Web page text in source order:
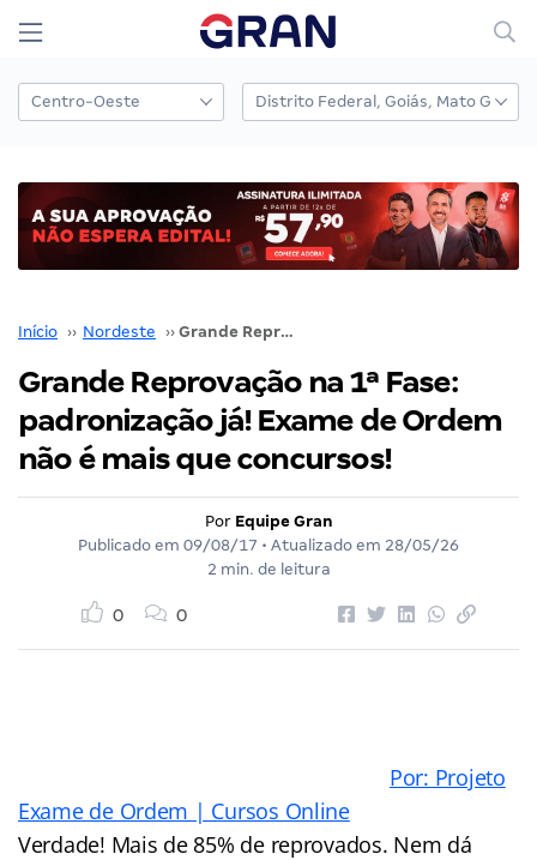
Início ›› Nordeste ›› Grande Reprovação na 1ª Fase: padronização já! Exame de Ordem não é mais que concursos!
Grande Reprovação na 1ª Fase:
padronização já! Exame de Ordem
não é mais que concursos!
Por Equipe Gran
Publicado em 09/08/17 • Atualizado em 28/05/26
2 min. de leitura
0 0
Por: Projeto
Exame de Ordem | Cursos Online
Verdade! Mais de 85% de reprovados. Nem dá